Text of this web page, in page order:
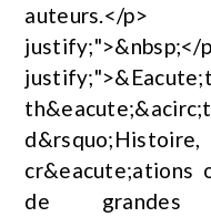
auteurs.</p>
cr&eacute;ations
de grandes